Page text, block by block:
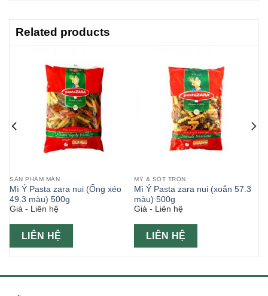
Related products
SẢN PHẨM MẶN
Mì Ý Pasta zara nui (Ống xéo
49.3 màu) 500g
Giá - Liên hệ
LIÊN HỆ
MỲ & SỐT TRỘN
Mì Ý Pasta zara nui (xoắn 57.3
màu) 500g
Giá - Liên hệ
LIÊN HỆ